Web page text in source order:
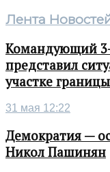
Лента
Командующий
представил
участке
31 мая 12:22
Демократия —
Никол Пашинян